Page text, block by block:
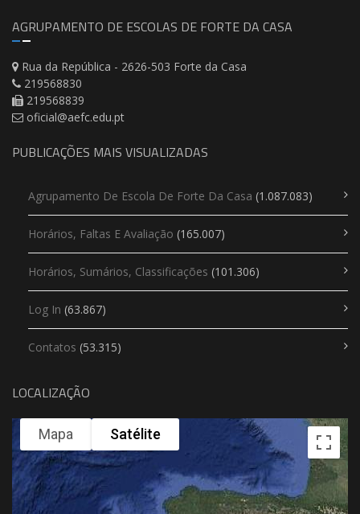
AGRUPAMENTO DE ESCOLAS DE FORTE DA CASA
Rua da República - 2626-503 Forte da Casa
219568830
219568839
oficial@aefc.edu.pt
PUBLICAÇÕES MAIS VISUALIZADAS
Agrupamento De Escola De Forte Da Casa (1.087.083)
Horários, Faltas E Avaliação (165.007)
Horários, Sumários, Classificações (101.306)
Log In (63.867)
Contatos (53.315)
LOCALIZAÇÃO
Mapa Satélite